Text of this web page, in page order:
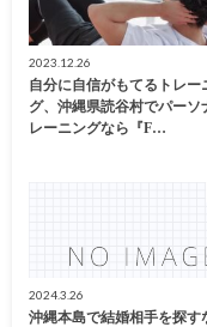
2023.12.26
自分に自信がもてるトレー
グ、沖縄県読谷村でパーソ
レーニングなら『F…
2024.3.26
沖縄本島で結婚相手を探す